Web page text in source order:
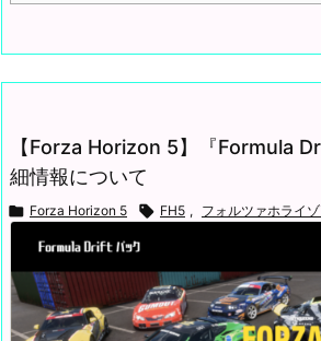
【Forza Horizon 5】『Formula
細情報について
 Forza Horizon 5  FH5 , フォルツァホライ